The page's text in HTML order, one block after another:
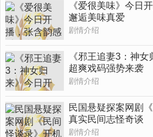
《爱很美味》今日
邂逅美味真爱
剧情介绍
《邪王追妻3：神
超爽戏码强势来袭
剧情介绍
民国悬疑探案网剧
真实民间志怪奇谈
剧情介绍